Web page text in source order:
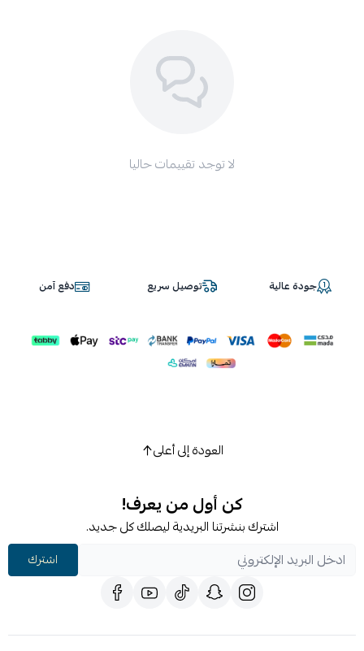
لا توجد تقييمات حاليا
جودة عالية توصيل سريع دفع آمن
العودة إلى أعلى
كن أول من يعرف!
اشترك بنشرتنا البريدية ليصلك كل جديد.
اشترك